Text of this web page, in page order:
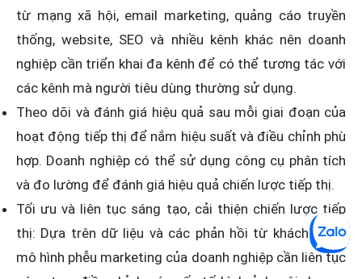
từ mạng xã hội, email marketing, quảng cáo truyền
thống, website, SEO và nhiều kênh khác nên doanh
nghiệp cần triển khai đa kênh để có thể tương tác với
các kênh mà người tiêu dùng thường sử dụng.
Theo dõi và đánh giá hiệu quả sau mỗi giai đoạn của
hoạt động tiếp thị để nắm hiệu suất và điều chỉnh phù
hợp. Doanh nghiệp có thể sử dụng công cụ phân tích
và đo lường để đánh giá hiệu quả chiến lược tiếp thị.
Tối ưu và liên tục sáng tạo, cải thiện chiến lược tiếp
thị: Dựa trên dữ liệu và các phản hồi từ khách hàng,
mô hình phễu marketing của doanh nghiệp cần liên tục